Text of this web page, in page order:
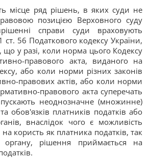
місце ряд рішень, в яких суди не
позицією Верховного суду
справи суди враховують
56 Податкового кодексу України,
у разі, коли норма цього Кодексу
правового акта, виданого на
або коли норми різних законів
правових актів, або коли норми
правового акта суперечать
неоднозначне (множинне)
обов'язків платників податків або
внаслідок чого є можливість
користь як платника податків, так
органу, рішення приймається на